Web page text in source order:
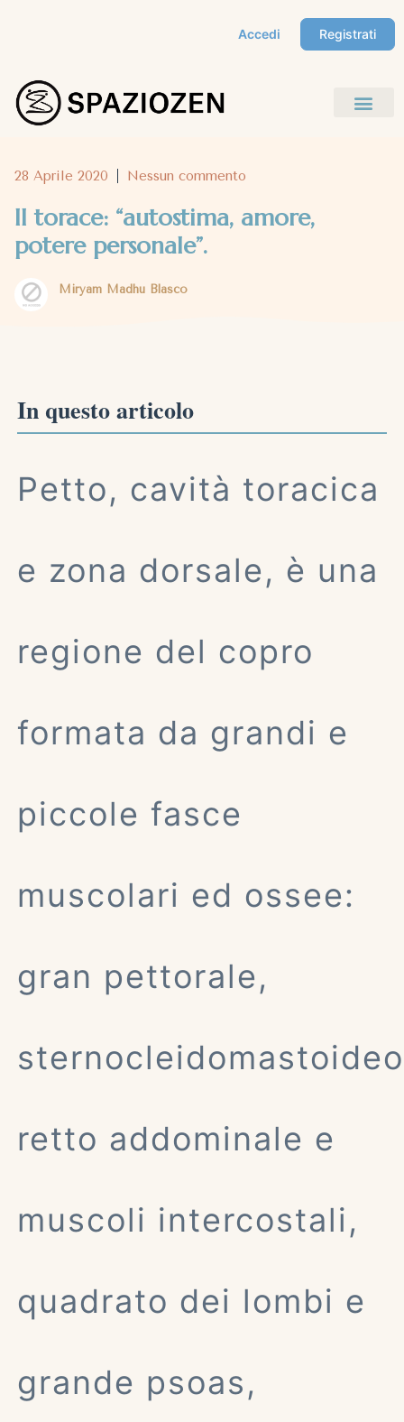
Accedi Registrati
28 Aprile 2020 Nessun commento
Il torace: “autostima, amore,
potere personale”.
Miryam Madhu Blasco
In questo articolo
Petto, cavità toracica
e zona dorsale, è una
regione del copro
formata da grandi e
piccole fasce
muscolari ed ossee:
gran pettorale,
retto addominale e
muscoli intercostali,
quadrato dei lombi e
grande psoas,